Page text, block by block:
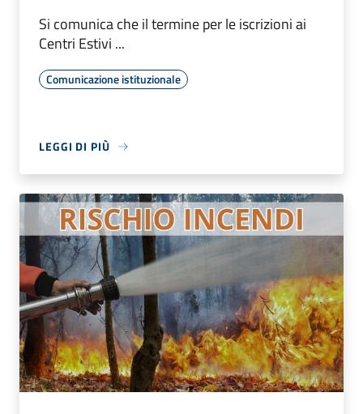
Si comunica che il termine per le iscrizioni ai
Centri Estivi ...
Comunicazione istituzionale
LEGGI DI PIÙ